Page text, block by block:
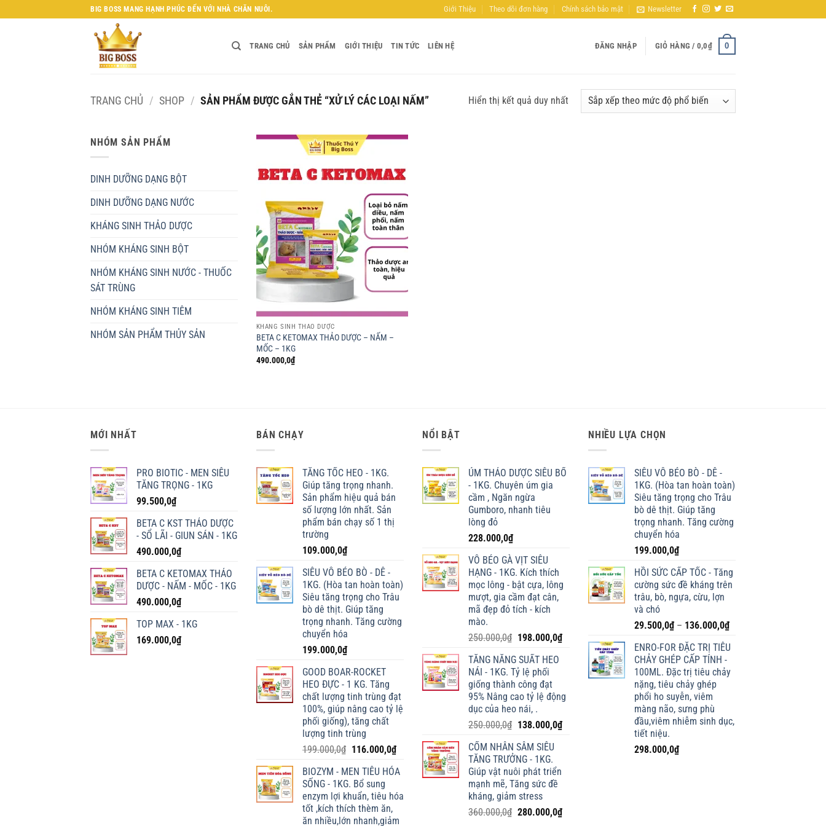
qua
BIG BOSS MANG HẠNH PHÚC ĐẾN VỚI NHÀ CHĂN NUÔI. Giới Thiệu Theo dõi đơn hàng Chính sách bảo mật Newsletter
TRANG CHỦ SẢN PHẨM GIỚI THIỆU TIN TỨC LIÊN HỆ ĐĂNG NHẬP GIỎ HÀNG / 0,0₫ 0
TRANG CHỦ / SHOP / SẢN PHẨM ĐƯỢC GẮN THẺ “XỬ LÝ CÁC LOẠI NẤM” Hiển thị kết quả duy nhất
NHÓM SẢN PHẨM
DINH DƯỠNG DẠNG BỘT
DINH DƯỠNG DẠNG NƯỚC
KHÁNG SINH THẢO DƯỢC
NHÓM KHÁNG SINH BỘT
NHÓM KHÁNG SINH NƯỚC - THUỐC
SÁT TRÙNG
NHÓM KHÁNG SINH TIÊM
NHÓM SẢN PHẨM THỦY SẢN
Add to
wishlist
KHÁNG SINH THẢO DƯỢC
BETA C KETOMAX THẢO DƯỢC – NẤM –
MỐC – 1KG
490.000,0₫
MỚI NHẤT
PRO BIOTIC - MEN SIÊU
TĂNG TRỌNG - 1KG
99.500,0₫
BETA C KST THẢO DƯỢC
- SỔ LÃI - GIUN SÁN - 1KG
490.000,0₫
BETA C KETOMAX THẢO
DƯỢC - NẤM - MỐC - 1KG
490.000,0₫
TOP MAX - 1KG
169.000,0₫
BÁN CHẠY
TĂNG TỐC HEO - 1KG.
Giúp tăng trọng nhanh.
Sản phẩm hiệu quả bán
số lượng lớn nhất. Sản
phẩm bán chạy số 1 thị
trường
109.000,0₫
SIÊU VỖ BÉO BÒ - DÊ -
1KG. (Hòa tan hoàn toàn)
Siêu tăng trọng cho Trâu
bò dê thịt. Giúp tăng
trọng nhanh. Tăng cường
chuyển hóa
199.000,0₫
GOOD BOAR-ROCKET
HEO ĐỰC - 1 KG. Tăng
chất lượng tinh trùng đạt
100%, giúp nâng cao tỷ lệ
phối giống), tăng chất
lượng tinh trùng
199.000,0₫ Giá
là:
199.000,0₫.
116.000,0₫Giá
tại
116.000,0₫.
BIOZYM - MEN TIÊU HÓA
SỐNG - 1KG. Bổ sung
enzym lợi khuẩn, tiêu hóa
tốt ,kích thích thèm ăn,
ăn nhiều,lớn nhanh,giảm
NỔI BẬT
ÚM THẢO DƯỢC SIÊU BỔ
- 1KG. Chuyên úm gia
cầm , Ngăn ngừa
Gumboro, nhanh tiêu
lòng đỏ
228.000,0₫
VỖ BÉO GÀ VỊT SIÊU
HẠNG - 1KG. Kích thích
mọc lông - bật cựa, lông
mượt, gia cầm đạt cân,
mã đẹp đỏ tích - kích
mào.
250.000,0₫ Giá
là:
250.000,0₫.
198.000,0₫Giá
TĂNG NĂNG SUẤT HEO
NÁI - 1KG. Tỷ lệ phối
giống thành công đạt
95% Nâng cao tỷ lệ động
dục của heo nái, .
250.000,0₫ Giá
là:
250.000,0₫.
138.000,0₫Giá
CỐM NHÂN SÂM SIÊU
TĂNG TRƯỞNG - 1KG.
Giúp vật nuôi phát triển
mạnh mẽ, Tăng sức đề
kháng, giảm stress
360.000,0₫ Giá
280.000,0₫Giá
NHIỀU LỰA CHỌN
SIÊU VỖ BÉO BÒ - DÊ -
1KG. (Hòa tan hoàn toàn)
Siêu tăng trọng cho Trâu
bò dê thịt. Giúp tăng
trọng nhanh. Tăng cường
chuyển hóa
199.000,0₫
HỒI SỨC CẤP TỐC - Tăng
cường sức đề kháng trên
trâu, bò, ngựa, cừu, lợn
và chó
29.500,0₫ – 136.000,0₫Khoảng
từ
đến
ENRO-FOR ĐẶC TRỊ TIÊU
CHẢY GHÉP CẤP TÍNH -
100ML. Đặc trị tiêu chảy
nặng, tiêu chảy ghép
phổi ho suyễn, viêm
màng não, sưng phù
đầu,viêm nhiễm sinh dục,
tiết niệu.
298.000,0₫